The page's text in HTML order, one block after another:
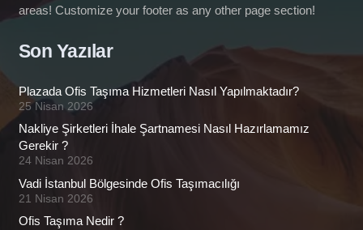
areas! Customize your footer as any other page section!
Son Yazılar
Plazada Ofis Taşıma Hizmetleri Nasıl Yapılmaktadır?
25 Nisan 2026
Nakliye Şirketleri İhale Şartnamesi Nasıl Hazırlamamız
Gerekir ?
24 Nisan 2026
Vadi İstanbul Bölgesinde Ofis Taşımacılığı
21 Nisan 2026
Ofis Taşıma Nedir ?